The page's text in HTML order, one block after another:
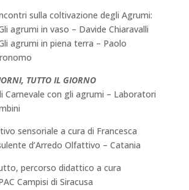
sulla coltivazione degli Agrumi:
agrumi in vaso – Davide Chiaravalli
agrumi in piena terra – Paolo
TUTTO IL GIORNO
Carnevale con gli agrumi – Laboratori
sensoriale a cura di Francesca
d’Arredo Olfattivo – Catania
percorso didattico a cura
Campisi di Siracusa